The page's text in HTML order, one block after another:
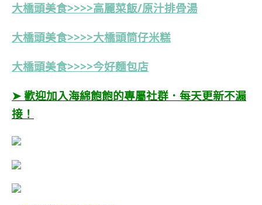
大橋頭美食>>>>高麗菜飯/原汁排骨湯
大橋頭美食>>>>大橋頭筒仔米糕
大橋頭美食>>>>今好麵包店
➤ 歡迎加入海綿飽飽的專屬社群．每天更新不漏
接！